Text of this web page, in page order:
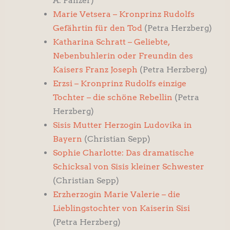
Marie Vetsera – Kronprinz Rudolfs
Gefährtin für den Tod(Petra Herzberg)
Katharina Schratt – Geliebte,
Nebenbuhlerin oder Freundin des
Kaisers Franz Joseph (Petra Herzberg)
Erzsi – Kronprinz Rudolfs einzige
Tochter – die schöne Rebellin (Petra
Herzberg)
Sisis Mutter Herzogin Ludovika in
Bayern (Christian Sepp)
Sophie Charlotte: Das dramatische
Schicksal von Sisis kleiner Schwester
(Christian Sepp)
Erzherzogin Marie Valerie – die
Lieblingstochter von Kaiserin Sisi
(Petra Herzberg)